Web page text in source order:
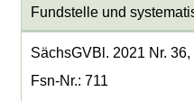
Fundstelle und
SächsGVBl. 2021 Nr. 36,
Fsn-Nr.: 711